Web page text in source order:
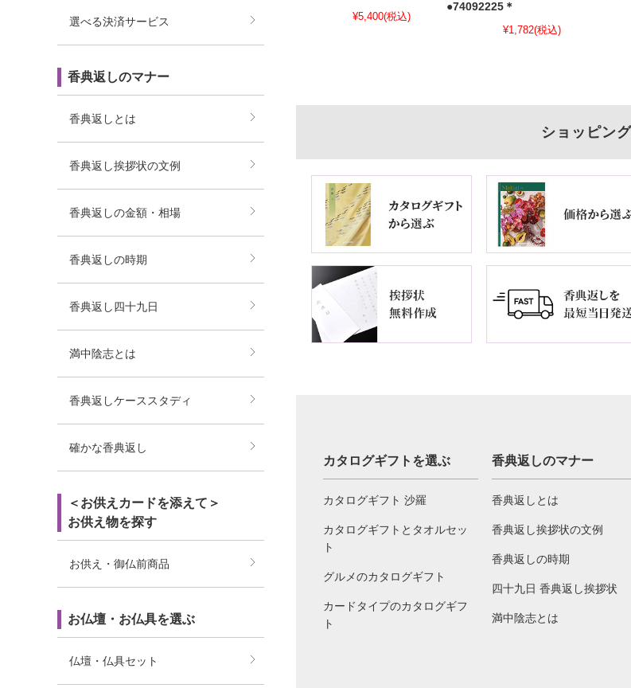
¥5,400(税込)
●74092225＊
¥1,782(税込)
ショッピン
カタログギフトを選ぶ
カタログギフト 沙羅
カタログギフトとタオルセッ
ト
グルメのカタログギフト
カードタイプのカタログギフ
ト
香典返しのマナー
香典返しとは
香典返し挨拶状の文例
香典返しの時期
四十九日 香典返し挨拶状
満中陰志とは
選べる決済サービス
香典返しのマナー
香典返しとは
香典返し挨拶状の文例
香典返しの金額・相場
香典返しの時期
香典返し四十九日
満中陰志とは
香典返しケーススタディ
確かな香典返し
＜お供えカードを添えて＞
お供え物を探す
お供え・御仏前商品
お仏壇・お仏具を選ぶ
仏壇・仏具セット